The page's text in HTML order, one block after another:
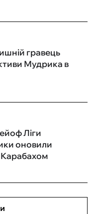
гравець
Мудрика в
Ліги
оновили
Карабахом